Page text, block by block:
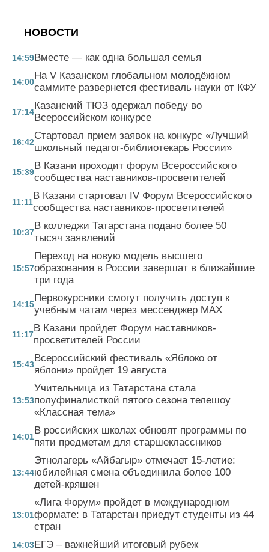
НОВОСТИ
14:59Вместе — как одна большая семья
14:00
На V Казанском глобальном молодёжном
саммите развернется фестиваль науки от КФУ
17:14
Казанский ТЮЗ одержал победу во
Всероссийском конкурсе
16:42
Стартовал прием заявок на конкурс «Лучший
школьный педагог-библиотекарь России»
15:39
В Казани проходит форум Всероссийского
сообщества наставников-просветителей
11:11
В Казани стартовал IV Форум Всероссийского
сообщества наставников-просветителей
10:37
В колледжи Татарстана подано более 50
тысяч заявлений
15:57
Переход на новую модель высшего
образования в России завершат в ближайшие
три года
14:15
Первокурсники смогут получить доступ к
учебным чатам через мессенджер MAX
11:17
В Казани пройдет Форум наставников-
просветителей России
15:43
Всероссийский фестиваль «Яблоко от
яблони» пройдет 19 августа
13:53
Учительница из Татарстана стала
полуфиналисткой пятого сезона телешоу
«Классная тема»
14:01
В российских школах обновят программы по
пяти предметам для старшеклассников
13:44
Этнолагерь «Айбагыр» отмечает 15-летие:
юбилейная смена объединила более 100
детей-кряшен
13:01
«Лига Форум» пройдет в международном
формате: в Татарстан приедут студенты из 44
стран
14:03ЕГЭ – важнейший итоговый рубеж